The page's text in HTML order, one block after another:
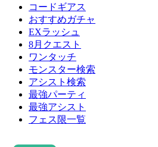
コードギアス
おすすめガチャ
EXラッシュ
8月クエスト
ワンタッチ
モンスター検索
アシスト検索
最強パーティ
最強アシスト
フェス限一覧